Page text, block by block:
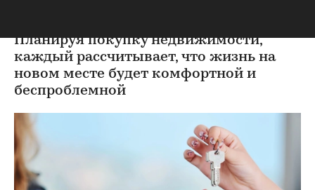
Планируя покупку недвижимости,
каждый рассчитывает, что жизнь на
новом месте будет комфортной и
беспроблемной